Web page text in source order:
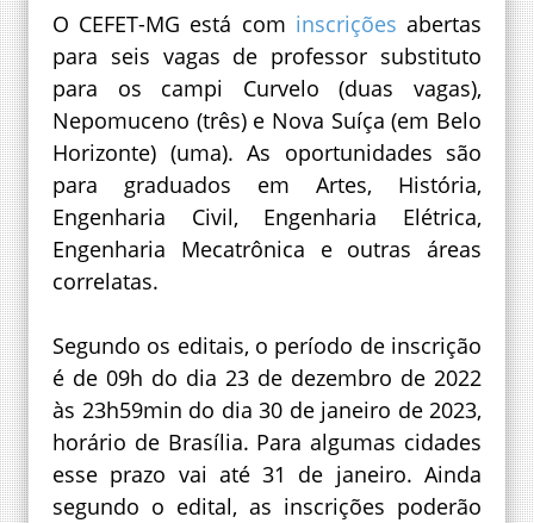
O CEFET-MG está com inscrições abertas
para seis vagas de professor substituto
para os campi Curvelo (duas vagas),
Nepomuceno (três) e Nova Suíça (em Belo
Horizonte) (uma). As oportunidades são
para graduados em Artes, História,
Engenharia Civil, Engenharia Elétrica,
Engenharia Mecatrônica e outras áreas
correlatas.
Segundo os editais, o período de inscrição
é de 09h do dia 23 de dezembro de 2022
às 23h59min do dia 30 de janeiro de 2023,
horário de Brasília. Para algumas cidades
esse prazo vai até 31 de janeiro. Ainda
segundo o edital, as inscrições poderão